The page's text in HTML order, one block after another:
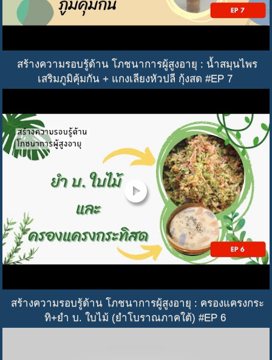
สร้างความรอบรู้ด้าน โภชนาการผู้สูงอายุ : น้ำสมุนไพร
เสริมภูมิคุ้มกัน + แกงเลียงหัวปลี กุ้งสด #EP 7
play_circle
สร้างความรอบรู้ด้าน โภชนาการผู้สูงอายุ : ครองแครงกระ
ทิ+ยำ บ. ใบไม้ (ยำโบราณภาคใต้) #EP 6